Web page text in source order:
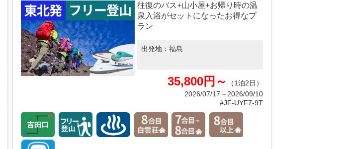
往復のバス+山小屋+お帰り時の温
泉入浴がセットになったお得なプ
ラン
出発地： 福島
35,800円～
（1泊2日）
2026/07/17～2026/09/10
#JF-UYF7-9T